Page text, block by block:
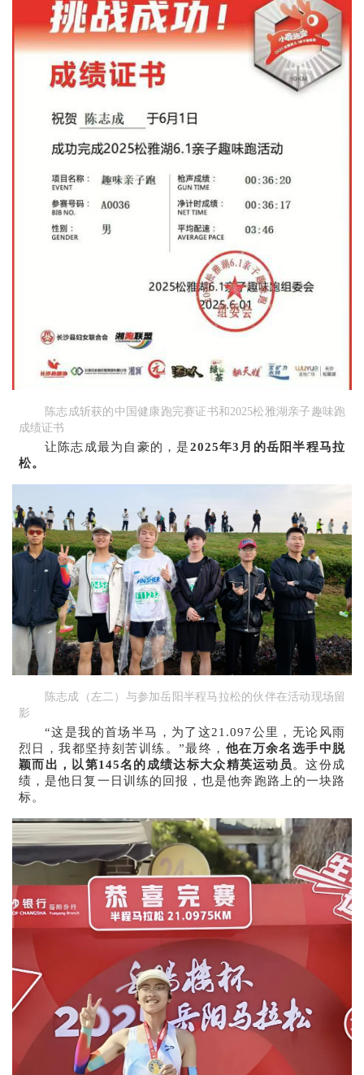
陈志成斩获的中国健康跑完赛证书和2025松雅湖亲子趣味跑
成绩证书
让陈志成最为自豪的，是2025年3月的岳阳半程马拉
松。
陈志成（左二）与参加岳阳半程马拉松的伙伴在活动现场留
影
“这是我的首场半马，为了这21.097公里，无论风雨
烈日，我都坚持刻苦训练。”最终， 他在万余名选手中脱
颖而出，以第145名的成绩达标大众精英运动员。这份成
绩，是他日复一日训练的回报，也是他奔跑路上的一块路
标。